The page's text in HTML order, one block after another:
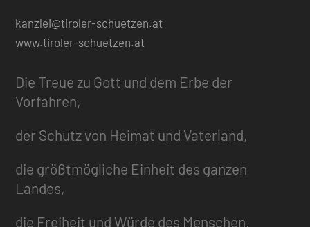
kanzlei@tiroler-schuetzen.at
www.tiroler-schuetzen.at
Die Treue zu Gott und dem Erbe der
Vorfahren,
der Schutz von Heimat und Vaterland,
die größtmögliche Einheit des ganzen
Landes,
die Freiheit und Würde des Menschen,